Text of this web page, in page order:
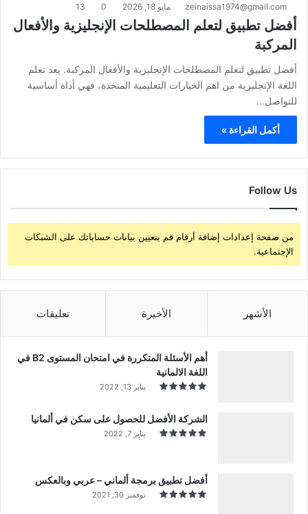
zeinaissa1974@gmail.com مايو 18, 2026 0
13
أفضل تطبيق لتعلم المصطلحات الإنجليزية والأفعال
المركبة
أفضل تطبيق لتعلم المصطلحات الإنجليزية والأفعال المركبة. يعد تعلم
اللغة الإنجليزية من اهم الخيارات التعليمية المتخذة، فهي أداة أساسية
للتواصل…
أكمل القراءة »
Follow Us
من صفحة إعدادات إضافة أرقام قم بتعيين بيانات حساباتك على الشبكات
الإجتماعية.
الأشهر الأخيرة تعليقات
أهم الأسئلة المتكررة في امتحان المستوى B2 في
اللغة الالمانية
يناير 13, 2022
الشركة الأفضل للحصول على سكن في ألمانيا
يناير 7, 2022
أفضل تطبيق برمجة ألماني – عربي وبالعكس
نوفمبر 30, 2021